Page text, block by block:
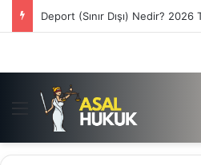
Deport (Sınır Dışı) Nedir?
Menü